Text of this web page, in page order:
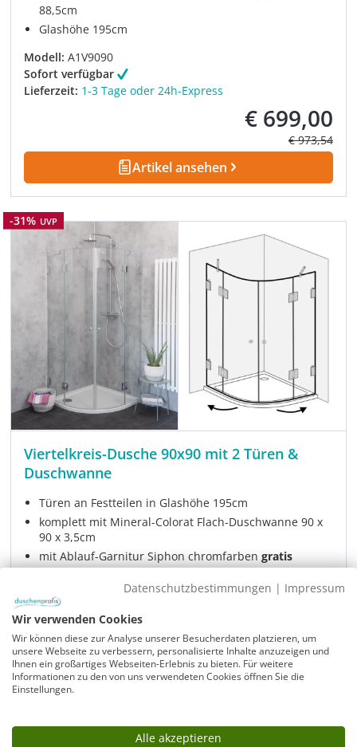
88,5cm
Glashöhe 195cm
Modell: A1V9090
Sofort verfügbar
Lieferzeit: 1-3 Tage oder 24h-Express
Verkaufspreis:
€ 699,00
Regulärer
€ 973,54
Artikel ansehen
Rabatt
-31% UVP
Viertelkreis-Dusche 90x90 mit 2 Türen &
Duschwanne
Türen an Festteilen in Glashöhe 195cm
komplett mit Mineral-Colorat Flach-Duschwanne 90 x
90 x 3,5cm
mit Ablauf-Garnitur Siphon chromfarbengratis
A2V-SL9090
Sofort verfügbar
Lieferzeit:1-3 Tage oder 24h-Express
Verkaufspreis:
€ 918,00
Regulärer
€ 1.329,00
Datenschutzbestimmungen | Impressum
Wir verwenden Cookies
Wir können diese zur Analyse unserer Besucherdaten platzieren, um
unsere Webseite zu verbessern, personalisierte Inhalte anzuzeigen und
Ihnen ein großartiges Webseiten-Erlebnis zu bieten. Für weitere
Informationen zu den von uns verwendeten Cookies öffnen Sie die
Einstellungen.
Alle akzeptieren